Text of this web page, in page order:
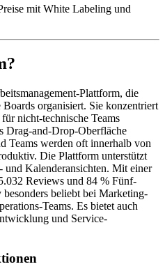
mit White Labeling und
Plattform, die
organisiert. Sie konzentriert
nicht-technische Teams
Drag-and-Drop-Oberfläche
Teams werden oft innerhalb von
Die Plattform unterstützt
und Kalenderansichten. Mit einer
Reviews und 84 % Fünf-
beliebt bei Marketing-
Teams. Es bietet auch
und Service-